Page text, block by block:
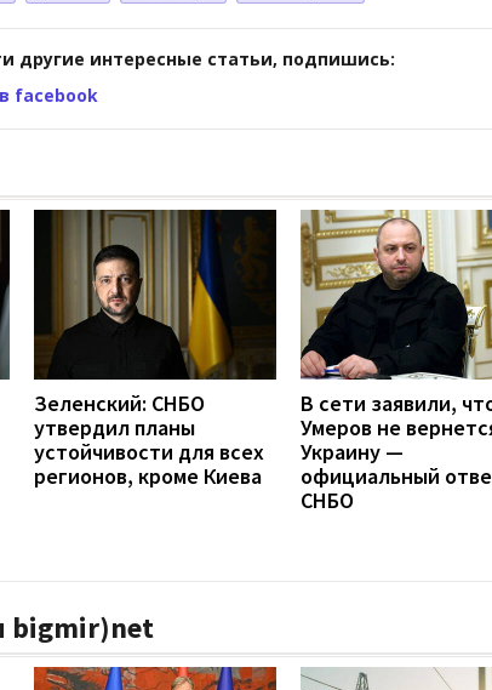
другие интересные статьи, подпишись:
facebook
Зеленский: СНБО
утвердил планы
устойчивости для всех
регионов, кроме Киева
В сети заявили,
Умеров не
Украину —
официальный
СНБО
bigmir)net